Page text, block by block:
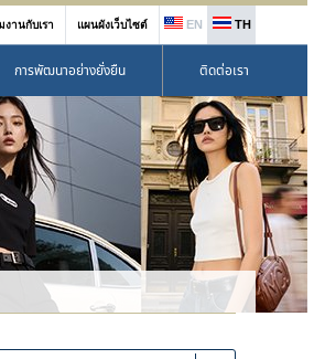
EN TH
งานกับเรา แผนผังเว็บไซต์
การพัฒนาอย่างยั่งยืน ติดต่อเรา